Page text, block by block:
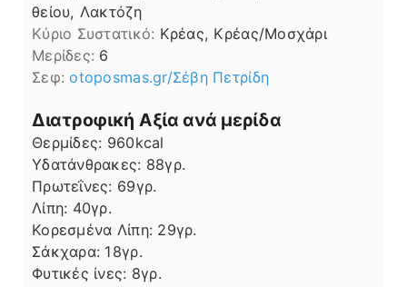
θείου, Λακτόζη
Kύριο Συστατικό: Κρέας, Κρέας/Μοσχάρι
Μερίδες: 6
Σεφ:otoposmas.gr/Σέβη Πετρίδη
Διατροφική Αξία ανά μερίδα
Θερμίδες: 960kcal
Υδατάνθρακες: 88γρ.
Πρωτεΐνες: 69γρ.
Λίπη
Λίπη: 40γρ.
Κορεσμένα Λίπη: 29γρ.
Σάκχαρα: 18γρ.
Φυτικές ίνες: 8γρ.